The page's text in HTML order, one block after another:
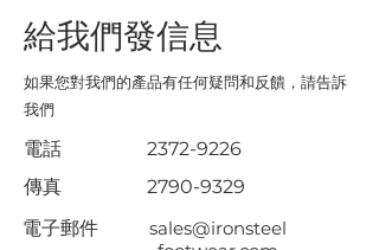
給我們發信息
如果您對我們的產品有任何疑問和反饋，請告訴
我們
電話
傳真
電子郵件
2372-9226
2790-9329
sales@ironsteel